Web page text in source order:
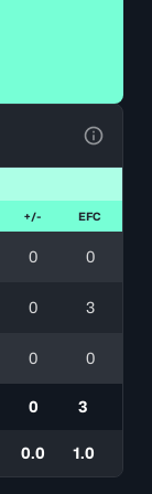
+/- EFC
0 0
0 3
0 0
0 3
0.0 1.0